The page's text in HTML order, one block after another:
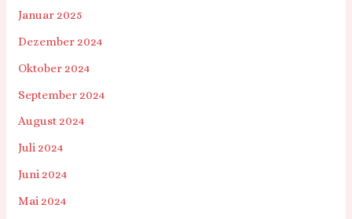
Januar 2025
Dezember 2024
Oktober 2024
September 2024
August 2024
Juli 2024
Juni 2024
Mai 2024